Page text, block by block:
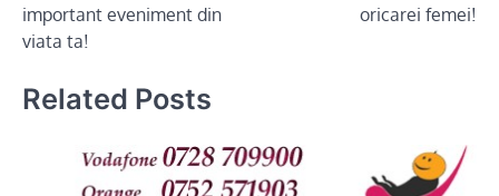
important eveniment din
viata ta!
oricarei femei!
Related Posts